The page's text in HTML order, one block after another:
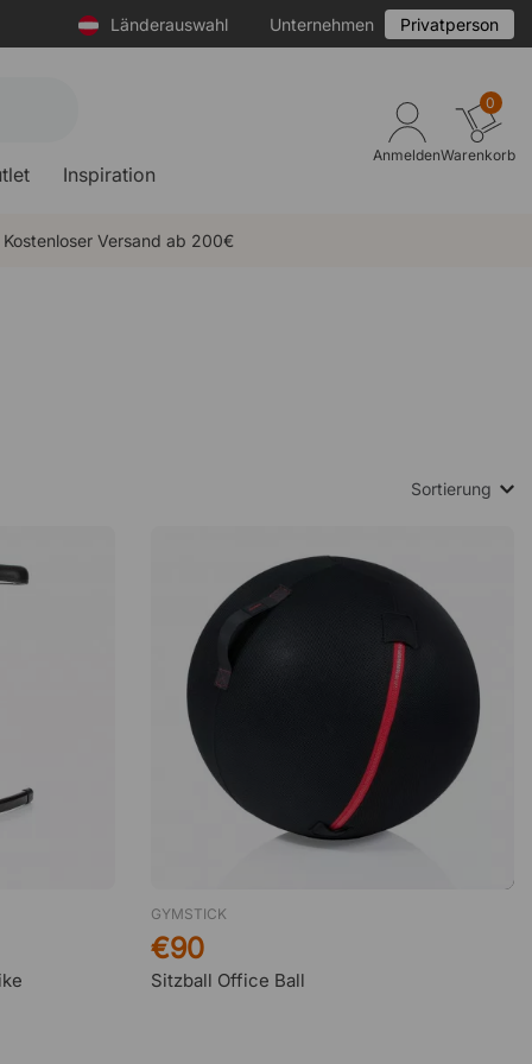
Länderauswahl Unternehmen Privatperson
Inspiration
Anmelden
0
Warenkorb
Kostenloser Versand ab 200€
Sortierung
GYMSTICK
Sitzball Office Ball
€90